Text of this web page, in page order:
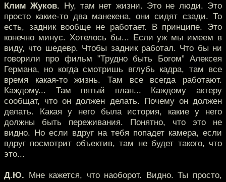
Клим Жуков. Ну, там нет жизни. Это не люди. Это
просто какие-то два манекена, они сидят сзади. То
есть, задник вообще не работает. В принципе. Это
конечно минус. Хотелось бы... Если уж мы имеем в
виду, что шедевр. Чтобы задник работал. Что бы ни
говорили про фильм ”Трудно быть Богом” Алексея
Германа, но когда смотришь вглубь кадра, там все
время какая-то жизнь. Там все всегда работают.
Каждому... Там пятый план... Каждому актеру
сообщат, что он должен делать. Почему он должен
делать. Какая у него была история, какие у него
должны быть переживания. Понятно, что это не
видно. Но если вдруг на тебя попадет камера, если
вдруг посмотрит объектив, там не будет такого, что
это...
Д.Ю. Мне кажется, что наоборот. Видно. Ты просто,